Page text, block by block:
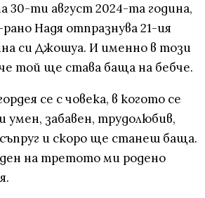
30-ти август 2024-та година,
Надя отпразнува 21-ия
си Джошуа. И именно в този
той ще става баща на бебче.
се с човека, в когото се
умен, забавен, трудолюбив,
и скоро ще станеш баща.
на третото ми родено